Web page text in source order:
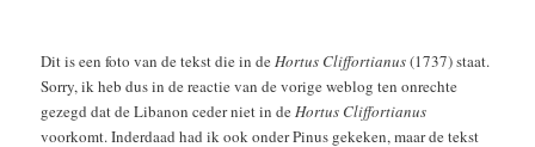
Dit is een foto van de tekst die in deHortus Cliffortianus(1737) staat.
Sorry, ik heb dus in de reactie van de vorige weblog ten onrechte
gezegd dat de Libanon ceder niet in deHortus Cliffortianus
voorkomt. Inderdaad had ik ook onder Pinus gekeken, maar de tekst